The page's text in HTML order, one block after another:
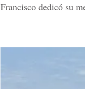
Francisco dedicó su